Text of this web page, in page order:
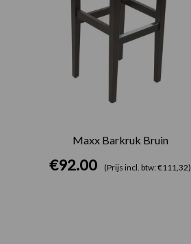
Maxx Barkruk Bruin
€92.00 (Prijs incl. btw: €111,32)